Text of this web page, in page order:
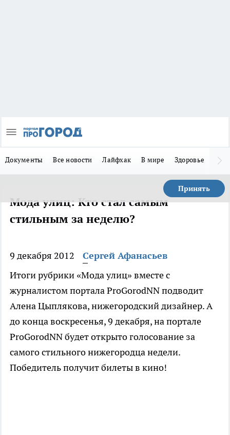
Документы Все новости Лайфхак В мире Здоровье
Принять
Мода улиц: Кто стал самым
стильным за неделю?
9 декабря 2012
Сергей Афанасьев
Итоги рубрики «Мода улиц» вместе с
журналистом портала ProGorodNN подводит
Алена Цыплякова, нижегородский дизайнер. А
до конца воскресенья, 9 декабря, на портале
ProGorodNN будет открыто голосование за
самого стильного нижегородца недели.
Победитель получит билеты в кино!